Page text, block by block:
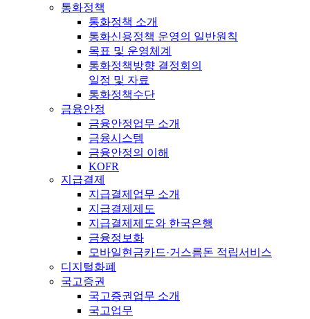
통화정책
통화정책 소개
통화신용정책 운영의 일반원칙
목표 및 운영체계
통화정책방향 결정회의
일정 및 자료
통화정책수단
금융안정
금융안정업무 소개
금융시스템
금융안정의 이해
KOFR
지급결제
지급결제업무 소개
지급결제제도
지급결제제도와 한국은행
금융정보화
모바일현금카드·거스름돈 적립서비스
디지털화폐
국고증권
국고증권업무 소개
국고업무